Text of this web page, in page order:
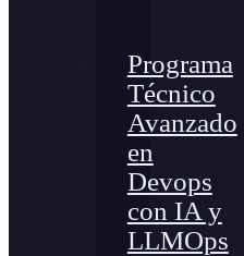
Programa
Técnico
Avanzado
en
Devops
con IA y
LLMOps